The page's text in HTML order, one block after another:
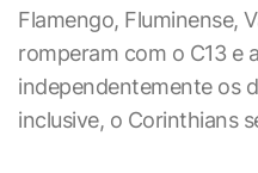
Flamengo, Fluminense,
romperam com o C13 e
independentemente os
inclusive, o Corinthians